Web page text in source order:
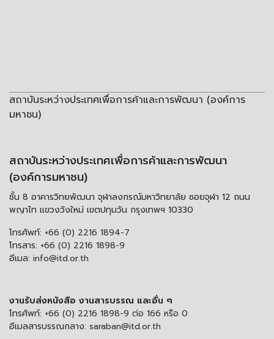
สถาบันระหว่างประเทศเพื่อการค้าและการพัฒนา (องค์การ
มหาชน)
สถาบันระหว่างประเทศเพื่อการค้าและการพัฒนา
(องค์การมหาชน)
ชั้น 8 อาคารวิทยพัฒนา จุฬาลงกรณ์มหาวิทยาลัย ซอยจุฬา 12 ถนน
พญาไท แขวงวังใหม่ เขตปทุมวัน กรุงเทพฯ 10330
โทรศัพท์: +66 (0) 2216 1894-7
โทรสาร: +66 (0) 2216 1898-9
อีเมล: info@itd.or.th
งานรับส่งหนังสือ งานสารบรรณ และอื่น ๆ
โทรศัพท์: +66 (0) 2216 1898-9 ต่อ 166 หรือ 0
อีเมลสารบรรณกลาง: saraban@itd.or.th